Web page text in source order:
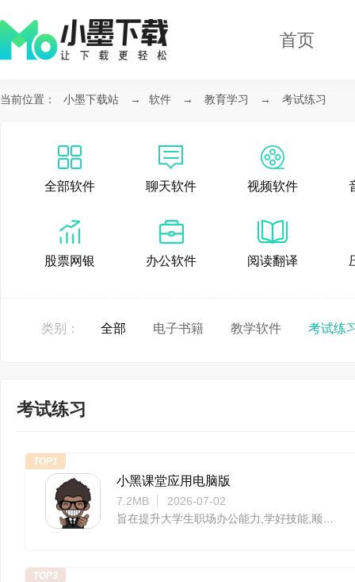
首页
当前位置： 小墨下载站 → 软件 → 教育学习 → 考试练习
全部软件 聊天软件 视频软件
股票网银 办公软件 阅读翻译
类别： 全部 电子书籍 教学软件 考试练
考试练习
小黑课堂应用电脑版
7.2MB
2026-07-02
TOP1
TOP3